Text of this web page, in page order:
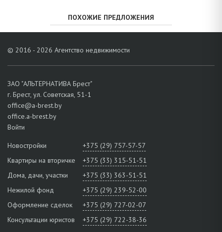
ПОХОЖИЕ ПРЕДЛОЖЕНИЯ
© 2016 - 2026 Агентство недвижимости
ЗАО "АЛЬТЕРНАТИВА Брест"
г. Брест, ул. Советская, 51-1
office@a-brest.by
office.a-brest.by
Войти
Новостройки
+375 (29) 757-57-57
Квартиры на вторичке
+375 (33) 315-51-51
Дома, дачи, участки
+375 (33) 363-51-51
Нежилой фонд
+375 (29) 239-52-00
Оформление сделок
+375 (29) 727-02-07
Консультации юристов
+375 (29) 722-38-36